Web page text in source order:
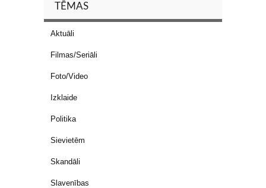
TĒMAS
Aktuāli
Filmas/Seriāli
Foto/Video
Izklaide
Politika
Sievietēm
Skandāli
Slavenības